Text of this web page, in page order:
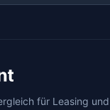
für Leasing